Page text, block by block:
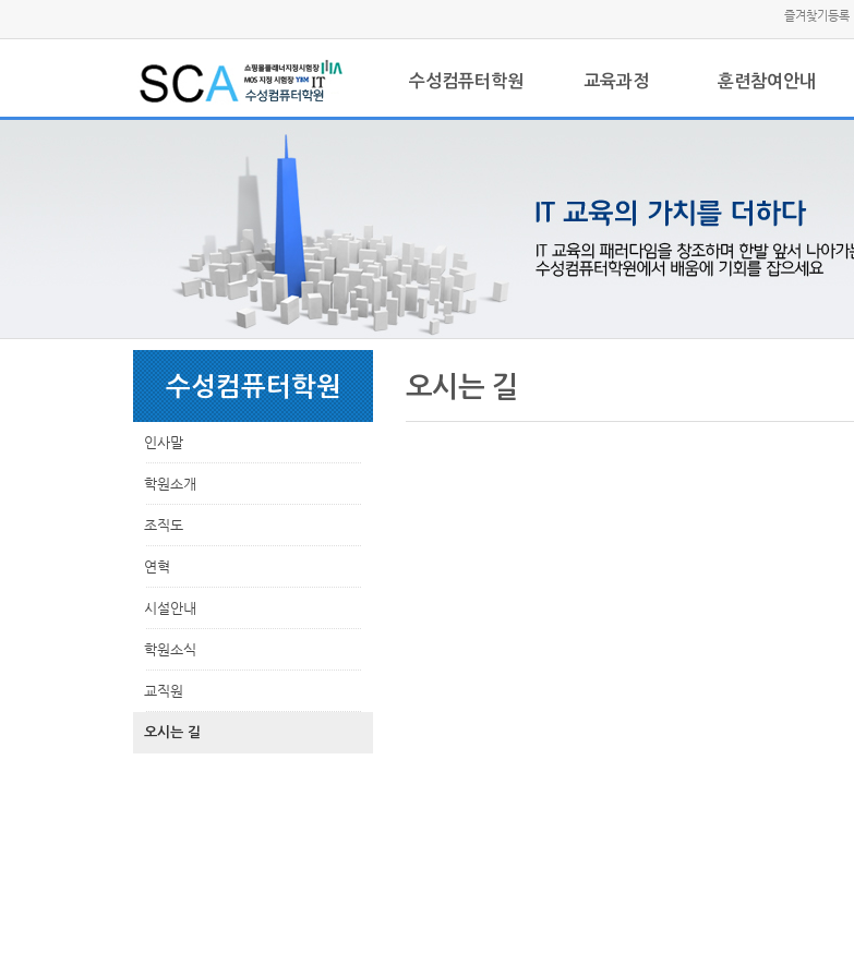
즐겨찾기등록
수성컴퓨터학원 교육과정 훈련참여안내
하
위
메
뉴
수성컴퓨터학원
인사말
학원소개
조직도
연혁
시설안내
학원소식
교직원
오시는 길
링
크
본
문
오시는 길